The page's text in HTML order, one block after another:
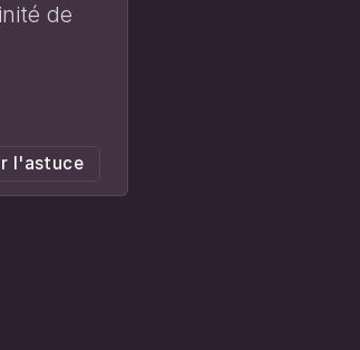
de
l'astuce